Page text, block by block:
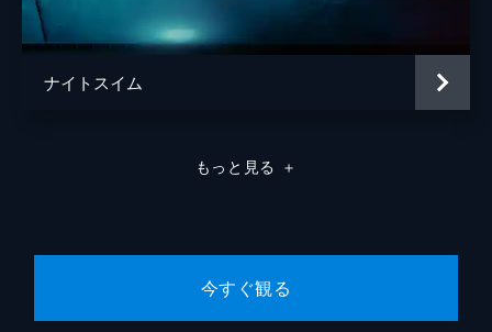
ナイトスイム
もっと見る ＋
今すぐ観る